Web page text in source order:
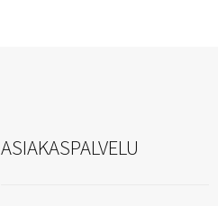
ASIAKASPALVELU